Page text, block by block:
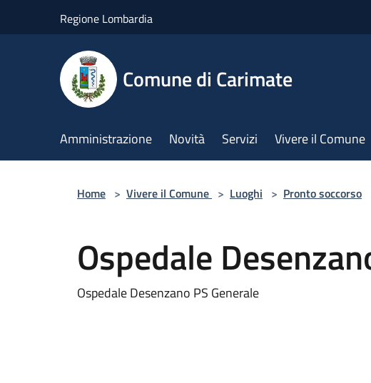
Regione Lombardia
Comune di Carimate
Amministrazione Novità Servizi Vivere il Comune
Home > Vivere il Comune > Luoghi > Pronto soccorso
Ospedale
Ospedale Desenzano PS Generale